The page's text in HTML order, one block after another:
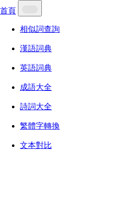
首頁
相似詞查詢
漢語詞典
英語詞典
成語大全
詩詞大全
繁體字轉換
文本對比